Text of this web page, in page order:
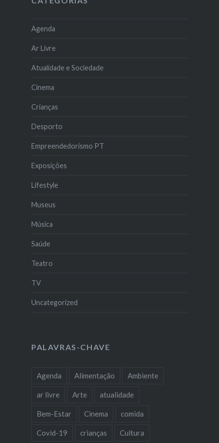
Agenda
Ar Livre
Atualidade e Sociedade
Cinema
Crianças
Desporto
Empreendedorismo PT
Exposições
Lifestyle
Museus
Música
Saúde
Teatro
TV
Uncategorized
PALAVRAS-CHAVE
Agenda Alimentação Ambiente
ar livre Arte atualidade
Bem-Estar Cinema comida
Covid-19 crianças Cultura